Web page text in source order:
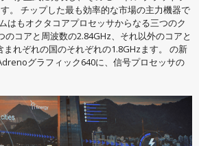
。 チップした最も効率的な市場の主力機器で
はもオクタコアプロセッサからなる三つのク
のコアと周波数の2.84GHz、それ以外のコアと
まれぞれの国のそれぞれの1.8GHzます。 の新
グラフィック640に、信号プロセッサの